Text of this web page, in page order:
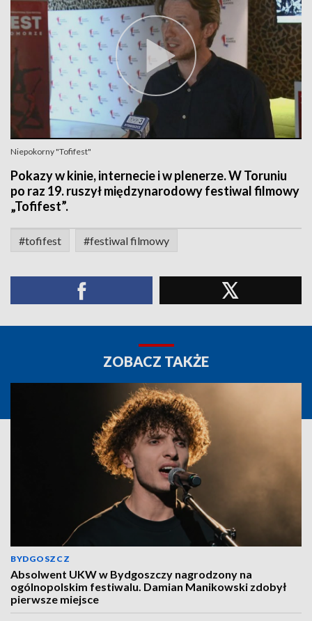
Niepokorny "Tofifest"
Pokazy w kinie, internecie i w plenerze. W Toruniu
po raz 19. ruszył międzynarodowy festiwal filmowy
„Tofifest”.
#tofifest #festiwal filmowy
ZOBACZ TAKŻE
BYDGOSZCZ
Absolwent UKW w Bydgoszczy nagrodzony na
ogólnopolskim festiwalu. Damian Manikowski zdobył
pierwsze miejsce